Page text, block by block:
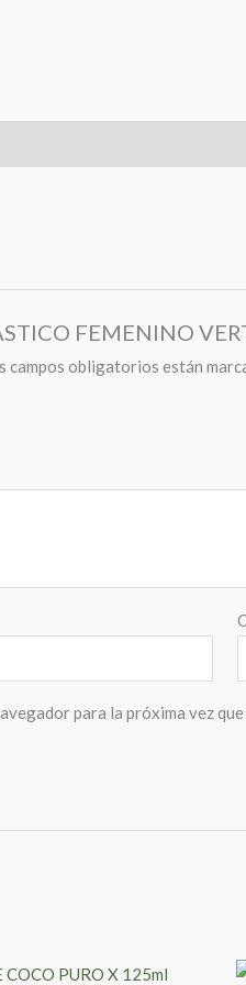
FEMENINO
campos obligatorios están
para la próxima vez